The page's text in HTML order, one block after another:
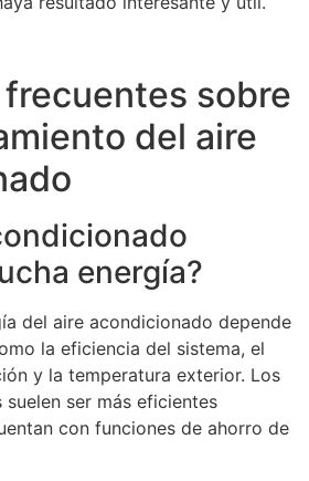
sobre
del aire
energía?
del aire acondicionado depende
la eficiencia del sistema, el
y la temperatura exterior. Los
ser más eficientes
con funciones de ahorro de